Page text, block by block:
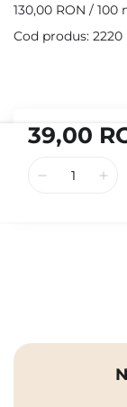
39,00
130,00 RON / 100
Cod produs: 2220